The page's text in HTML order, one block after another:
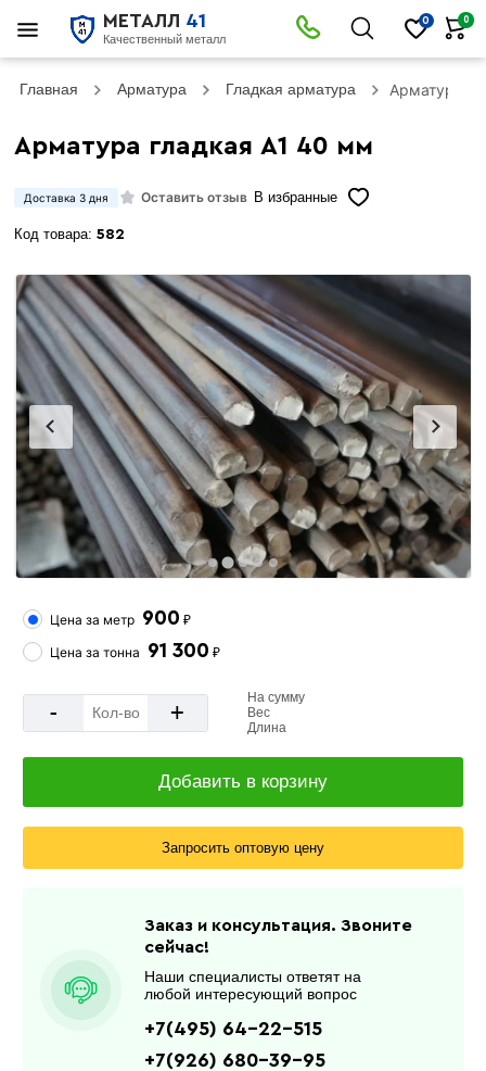
МЕТАЛЛ 41
Качественный металл
0 0
Главная Арматура Гладкая арматура Арматура
Арматура гладкая А1 40 мм
Доставка 3 дня Оставить отзыв В избранные
Код товара: 582
Цена за метр 900 ₽
Цена затонна 91 300 ₽
- +
На сумму
Вес
Длина
Добавить в корзину
Запросить оптовую цену
Заказ и консультация. Звоните
сейчас!
Наши специалисты ответят на
любой интересующий вопрос
+7(495) 64-22-515
+7(926) 680-39-95